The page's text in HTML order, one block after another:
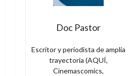
Doc Pastor
Escritor y periodista de amplia
trayectoria (AQUÍ,
Cinemascomics,